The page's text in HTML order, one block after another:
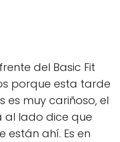
del Basic Fit
porque esta tarde
es muy cariñoso, el
al lado dice que
están ahí. Es en